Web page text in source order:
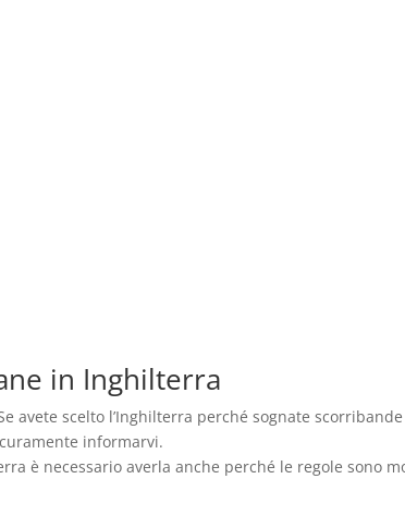
in Inghilterra
avete scelto l’Inghilterra perché sognate
informarvi.
è necessario averla anche perché le regole sono